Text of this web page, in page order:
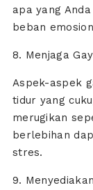
apa yang
beban
8. Menjaga
Aspek-aspek
tidur yang
merugikan
berlebihan
stres.
9.